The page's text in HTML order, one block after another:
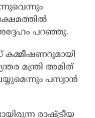
പറഞ്ഞു.
മന്ത്രി അമിത്
പസ്വാന്‍
രാഷ്ട്രീയ